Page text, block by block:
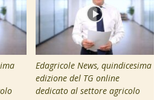
Edagricole News, quindicesima
edizione del TG online
dedicato al settore agricolo